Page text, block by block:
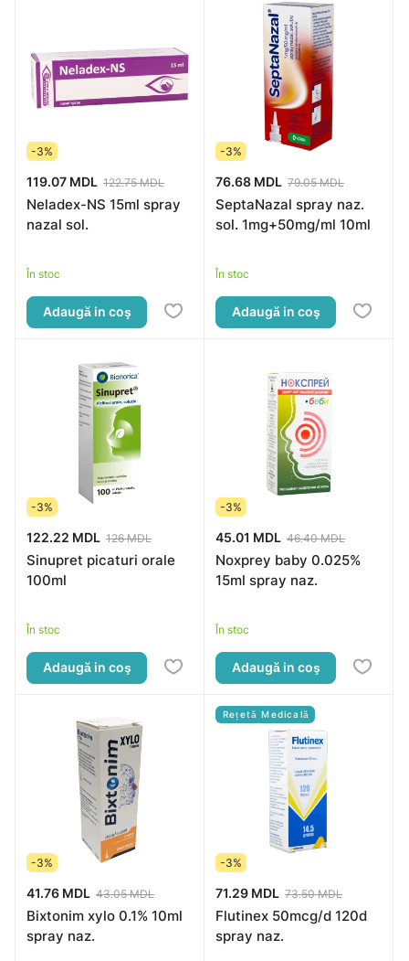
-3%
119.07 MDL 122.75 MDL
Neladex-NS 15ml spray
nazal sol.
În stoc
Adaugă in coş
-3%
76.68 MDL 79.05 MDL
SeptaNazal spray naz.
sol. 1mg+50mg/ml 10ml
În stoc
Adaugă in coş
-3%
122.22 MDL 126 MDL
Sinupret picaturi orale
100ml
În stoc
Adaugă in coş
-3%
45.01 MDL 46.40 MDL
Noxprey baby 0.025%
15ml spray naz.
În stoc
Adaugă in coş
-3%
41.76 MDL 43.05 MDL
Bixtonim xylo 0.1% 10ml
spray naz.
Rețetă Medicală
-3%
71.29 MDL 73.50 MDL
Flutinex 50mcg/d 120d
spray naz.